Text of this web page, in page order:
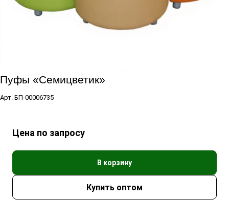
Пуфы «Семицветик»
Арт. БП-00006735
Цена по запросу
В корзину